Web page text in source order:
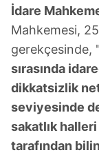
İdare
Mahkemesi,
gerekçesinde, "
sırasında
dikkatsizlik
seviyesinde
sakatlık halleri
tarafından